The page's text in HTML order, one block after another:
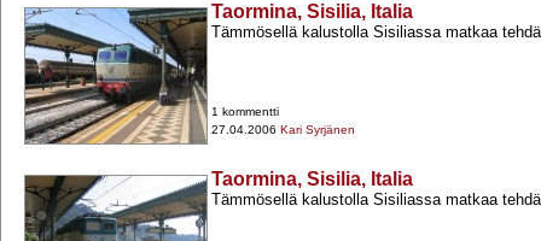
Taormina, Sisilia, Italia
Tämmösellä kalustolla Sisiliassa matkaa
1 kommentti
27.04.2006 Kari Syrjänen
Taormina, Sisilia, Italia
Tämmösellä kalustolla Sisiliassa matkaa